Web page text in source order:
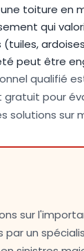
toiture en
qui
peut être
qualifié
pour
sur
sur
par un